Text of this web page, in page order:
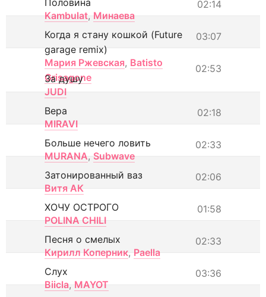
02:14
Половина
Kambulat, Минаева
03:07
Когда я стану кошкой (Future
garage remix)
Мария Ржевская, Batisto
Grisagone
02:53
За душу
JUDI
02:18
Вера
MIRAVI
02:33
Больше нечего ловить
MURANA, Subwave
02:06
Затонированный ваз
Витя АК
01:58
ХОЧУ ОСТРОГО
POLINA CHILI
02:33
Песня о смелых
Кирилл Коперник, Paella
03:36
Слух
Biicla, MAYOT